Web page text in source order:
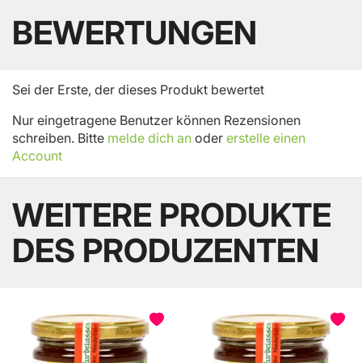
BEWERTUNGEN
Sei der Erste, der dieses Produkt bewertet
Nur eingetragene Benutzer können Rezensionen
schreiben. Bitte melde dich an oder erstelle einen
Account
WEITERE PRODUKTE
DES PRODUZENTEN